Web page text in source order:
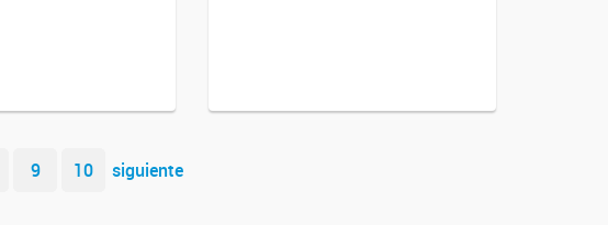
9 10 siguiente